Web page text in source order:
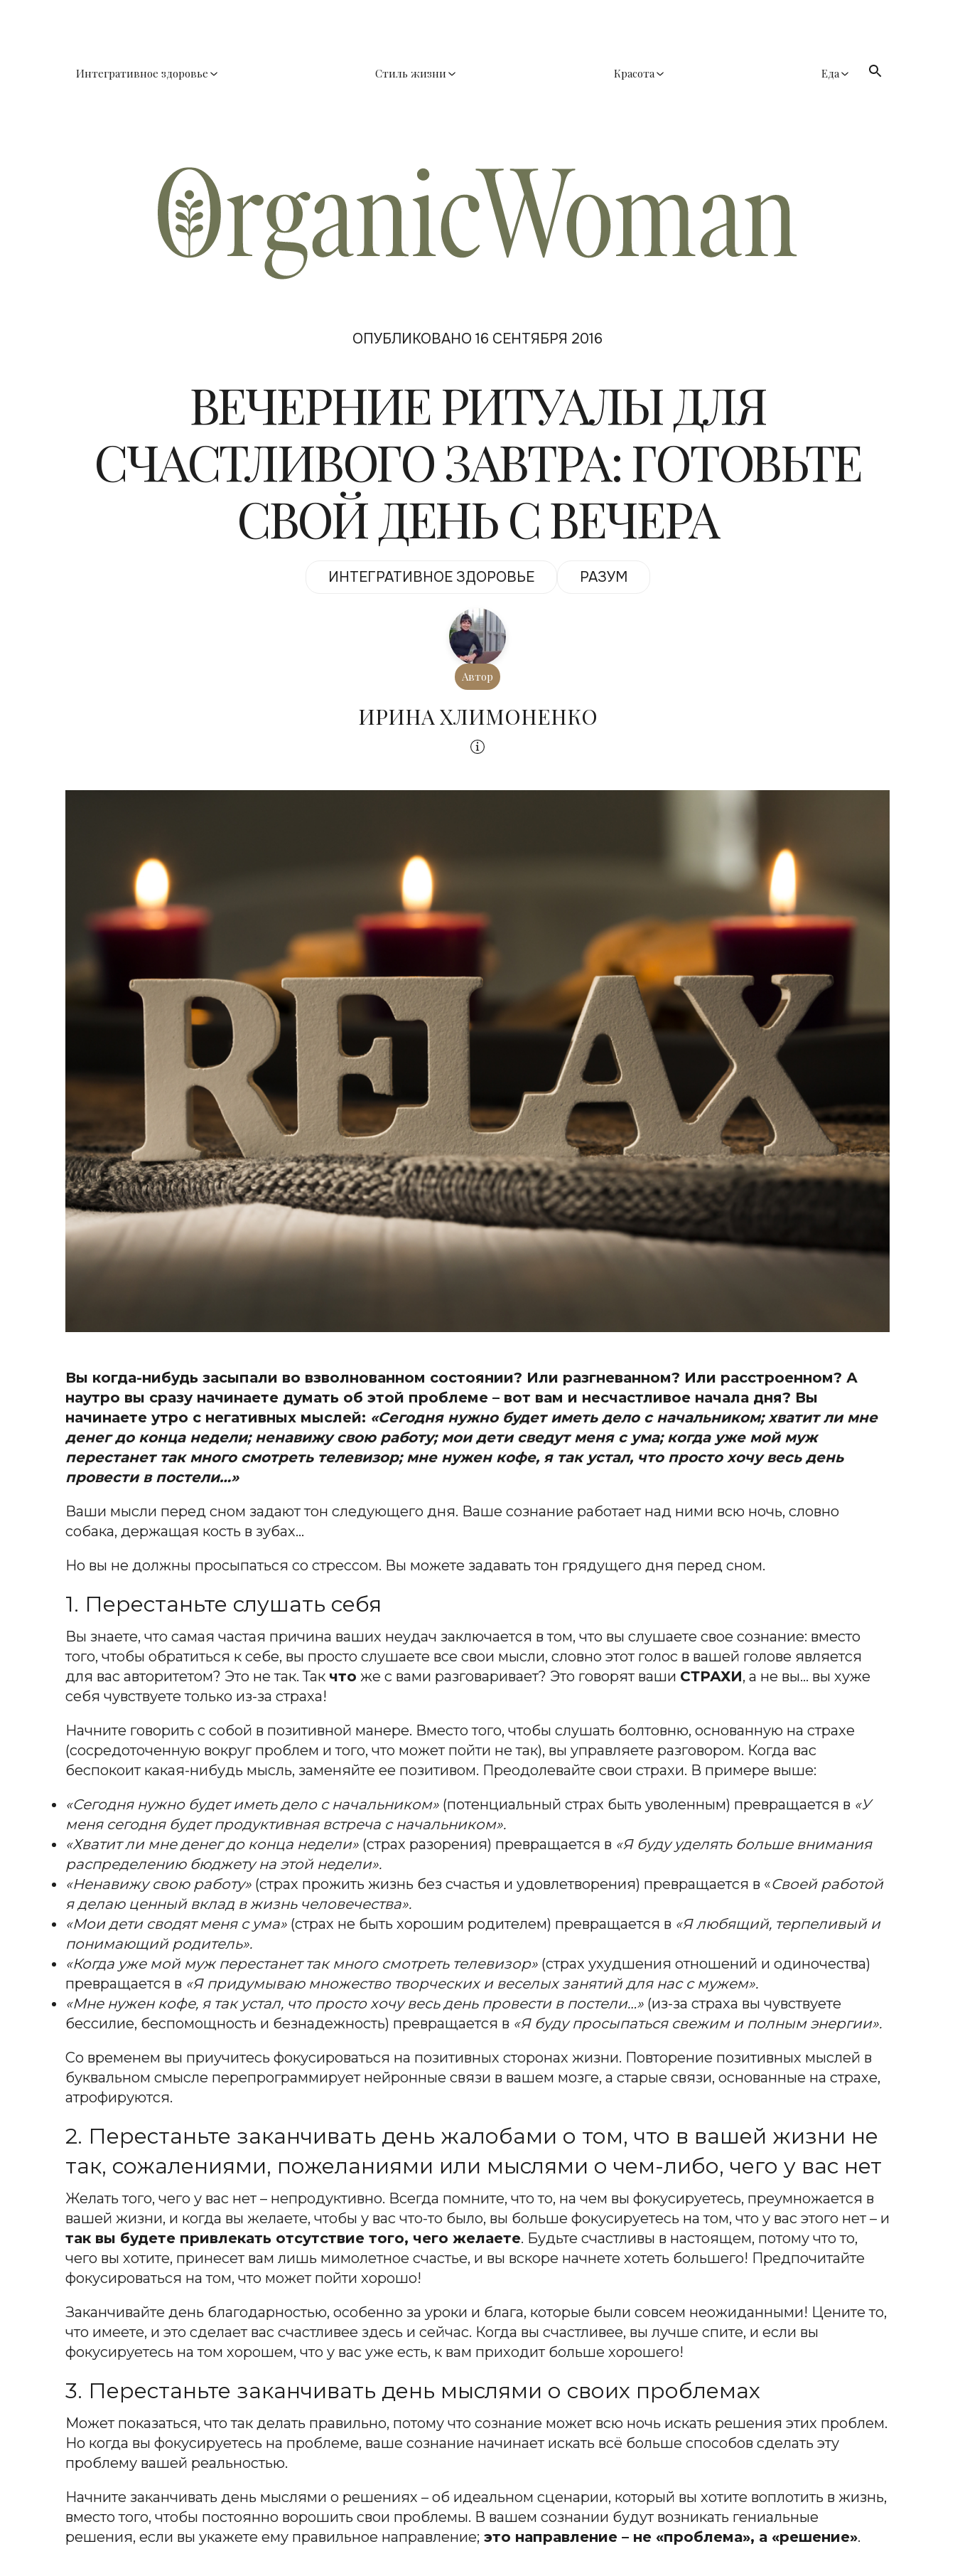
Интегративное здоровье Стиль жизни Красота Еда
ОПУБЛИКОВАНО 16 СЕНТЯБРЯ 2016
ВЕЧЕРНИЕ РИТУАЛЫ ДЛЯ
СЧАСТЛИВОГО ЗАВТРА: ГОТОВЬТЕ
СВОЙ ДЕНЬ С ВЕЧЕРА
ИНТЕГРАТИВНОЕ ЗДОРОВЬЕ РАЗУМ
Автор
ИРИНА ХЛИМОНЕНКО
Вы когда-нибудь засыпали во взволнованном состоянии? Или разгневанном? Или расстроенном? А
наутро вы сразу начинаете думать об этой проблеме – вот вам и несчастливое начала дня? Вы
начинаете утро с негативных мыслей: «Сегодня нужно будет иметь дело с начальником; хватит ли мне
денег до конца недели; ненавижу свою работу; мои дети сведут меня с ума; когда уже мой муж
перестанет так много смотреть телевизор; мне нужен кофе, я так устал, что просто хочу весь день
провести в постели…»
Ваши мысли перед сном задают тон следующего дня. Ваше сознание работает над ними всю ночь, словно
собака, держащая кость в зубах…
Но вы не должны просыпаться со стрессом. Вы можете задавать тон грядущего дня перед сном.
1. Перестаньте слушать себя
Вы знаете, что самая частая причина ваших неудач заключается в том, что вы слушаете свое сознание: вместо
того, чтобы обратиться к себе, вы просто слушаете все свои мысли, словно этот голос в вашей голове является
для вас авторитетом? Это не так. Так что же с вами разговаривает? Это говорят ваши СТРАХИ, а не вы… вы хуже
себя чувствуете только из-за страха!
Начните говорить с собой в позитивной манере. Вместо того, чтобы слушать болтовню, основанную на страхе
(сосредоточенную вокруг проблем и того, что может пойти не так), вы управляете разговором. Когда вас
беспокоит какая-нибудь мысль, заменяйте ее позитивом. Преодолевайте свои страхи. В примере выше:
«Сегодня нужно будет иметь дело с начальником» (потенциальный страх быть уволенным) превращается в «У
меня сегодня будет продуктивная встреча с начальником».
«Хватит ли мне денег до конца недели» (страх разорения) превращается в «Я буду уделять больше внимания
распределению бюджету на этой недели».
«Ненавижу свою работу» (страх прожить жизнь без счастья и удовлетворения) превращается в «Своей работой
я делаю ценный вклад в жизнь человечества».
«Мои дети сводят меня с ума» (страх не быть хорошим родителем) превращается в «Я любящий, терпеливый и
понимающий родитель».
«Когда уже мой муж перестанет так много смотреть телевизор» (страх ухудшения отношений и одиночества)
превращается в «Я придумываю множество творческих и веселых занятий для нас с мужем».
«Мне нужен кофе, я так устал, что просто хочу весь день провести в постели…» (из-за страха вы чувствуете
бессилие, беспомощность и безнадежность) превращается в «Я буду просыпаться свежим и полным энергии».
Со временем вы приучитесь фокусироваться на позитивных сторонах жизни. Повторение позитивных мыслей в
буквальном смысле перепрограммирует нейронные связи в вашем мозге, а старые связи, основанные на страхе,
атрофируются.
2. Перестаньте заканчивать день жалобами о том, что в вашей жизни не
так, сожалениями, пожеланиями или мыслями о чем-либо, чего у вас нет
Желать того, чего у вас нет – непродуктивно. Всегда помните, что то, на чем вы фокусируетесь, преумножается в
вашей жизни, и когда вы желаете, чтобы у вас что-то было, вы больше фокусируетесь на том, что у вас этого нет – и
так вы будете привлекать отсутствие того, чего желаете. Будьте счастливы в настоящем, потому что то,
чего вы хотите, принесет вам лишь мимолетное счастье, и вы вскоре начнете хотеть большего! Предпочитайте
фокусироваться на том, что может пойти хорошо!
Заканчивайте день благодарностью, особенно за уроки и блага, которые были совсем неожиданными! Цените то,
что имеете, и это сделает вас счастливее здесь и сейчас. Когда вы счастливее, вы лучше спите, и если вы
фокусируетесь на том хорошем, что у вас уже есть, к вам приходит больше хорошего!
3. Перестаньте заканчивать день мыслями о своих проблемах
Может показаться, что так делать правильно, потому что сознание может всю ночь искать решения этих проблем.
Но когда вы фокусируетесь на проблеме, ваше сознание начинает искать всё больше способов сделать эту
проблему вашей реальностью.
Начните заканчивать день мыслями о решениях – об идеальном сценарии, который вы хотите воплотить в жизнь,
вместо того, чтобы постоянно ворошить свои проблемы. В вашем сознании будут возникать гениальные
решения, если вы укажете ему правильное направление; это направление – не «проблема», а «решение».